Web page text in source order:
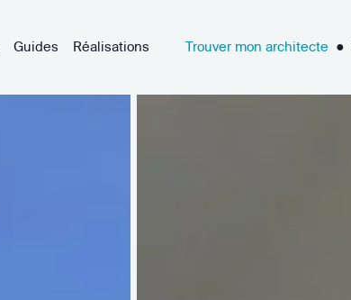
Guides Réalisations Trouver mon architecte ●